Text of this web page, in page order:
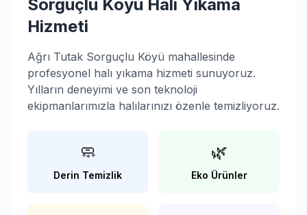
Sorguçlu Köyü Halı Yıkama
Hizmeti
Ağrı Tutak Sorguçlu Köyü mahallesinde
profesyonel halı yıkama hizmeti sunuyoruz.
Yılların deneyimi ve son teknoloji
ekipmanlarımızla halılarınızı özenle temizliyoruz.
🧼
Derin Temizlik
🌿
Eko Ürünler